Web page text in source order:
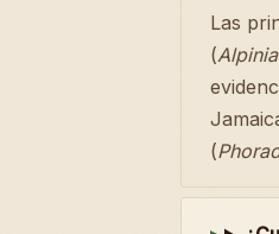
Las
(
(